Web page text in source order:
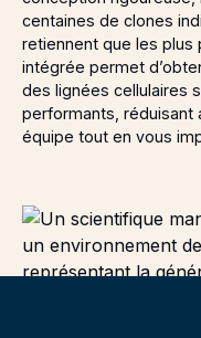
centaines de clones
retiennent que les plus
intégrée permet
des lignées cellulaires
performants, réduisant
équipe tout en vous